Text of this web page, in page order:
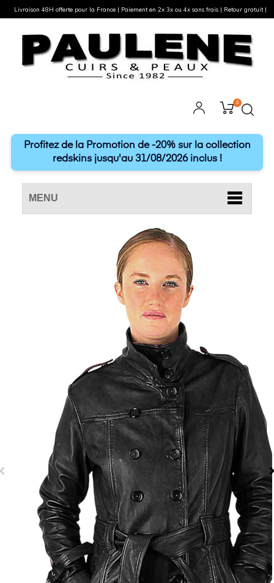
0
Profitez de la Promotion de -20% sur la collection
redskins jusqu'au 31/08/2026 inclus !
MENU
Livraison 48H offerte pour la France | Paiement en 2x 3x ou 4x sans frais | Retour gratuit |